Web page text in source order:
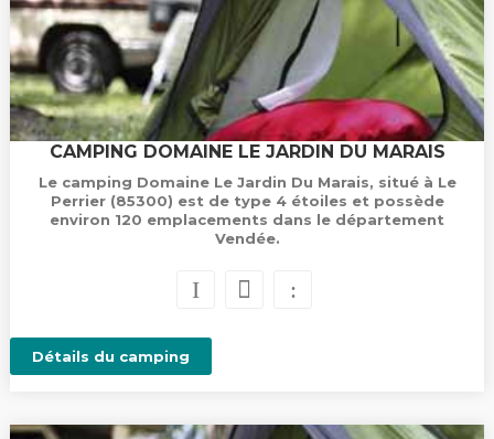
CAMPING DOMAINE LE JARDIN DU MARAIS
Le camping Domaine Le Jardin Du Marais, situé à Le
Perrier (85300) est de type 4 étoiles et possède
environ 120 emplacements dans le département
Vendée.
Détails du camping